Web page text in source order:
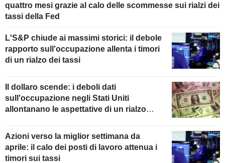
quattro mesi grazie al calo delle scommesse sui rialzi dei
tassi della Fed
L'S&P chiude ai massimi storici: il debole
rapporto sull'occupazione allenta i timori
di un rialzo dei tassi
Il dollaro scende: i deboli dati
sull'occupazione negli Stati Uniti
allontanano le aspettative di un rialzo
Azioni verso la miglior settimana da
aprile: il calo dei posti di lavoro attenua i
timori sui tassi